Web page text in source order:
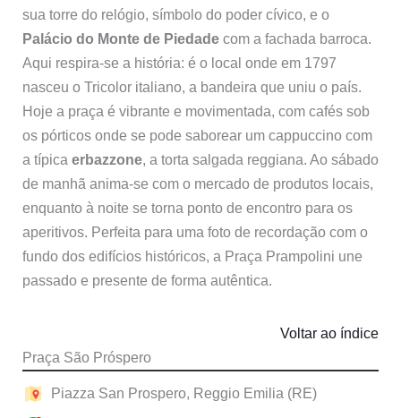
sua torre do relógio, símbolo do poder cívico, e o
Palácio do Monte de Piedadecom a fachada barroca.
Aqui respira-se a história: é o local onde em 1797
nasceu o Tricolor italiano, a bandeira que uniu o país.
Hoje a praça é vibrante e movimentada, com cafés sob
os pórticos onde se pode saborear um cappuccino com
a típica erbazzone, a torta salgada reggiana. Ao sábado
de manhã anima-se com o mercado de produtos locais,
enquanto à noite se torna ponto de encontro para os
aperitivos. Perfeita para uma foto de recordação com o
fundo dos edifícios históricos, a Praça Prampolini une
passado e presente de forma autêntica.
Praça São Próspero
Voltar ao índice
Piazza San Prospero, Reggio Emilia (RE)